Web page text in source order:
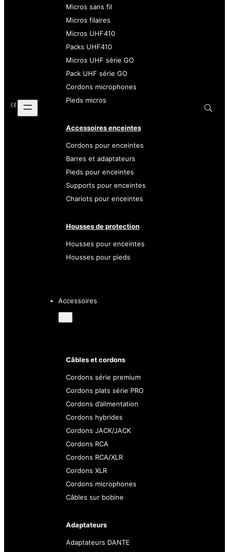
Micros sans fil
Micros filaires
Micros UHF410
Packs UHF410
Micros UHF série GO
Pack UHF série GO
Cordons microphones
Pieds micros
Accessoires enceintes
Cordons pour enceintes
Barres et adaptateurs
Pieds pour enceintes
Supports pour enceintes
Chariots pour enceintes
Housses de protection
Housses pour enceintes
Housses pour pieds
Accessoires
Câbles et cordons
Cordons série premium
Cordons plats série PRO
Cordons d’alimentation
Cordons hybrides
Cordons JACK/JACK
Cordons RCA
Cordons RCA/XLR
Cordons XLR
Cordons microphones
Câbles sur bobine
Adaptateurs
Adaptateurs DANTE